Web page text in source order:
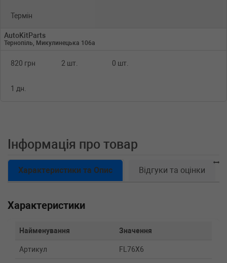
Термін
AutoKitParts
Тернопіль, Микулинецька 106а
820 грн 2 шт. 0 шт.
1 дн.
Інформація про товар
Характеристики та Опис Відгуки та оцінки
Характеристики
Найменування Значення
Артикул FL76X6